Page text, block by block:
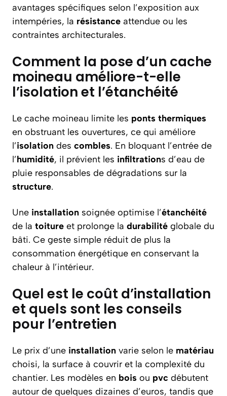
avantages spécifiques selon l’exposition aux
intempéries, la résistance attendue ou les
contraintes architecturales.
Comment la pose d’un cache
moineau améliore-t-elle
l’isolation et l’étanchéité
Le cache moineau limite les ponts thermiques
en obstruant les ouvertures, ce qui améliore
l’isolation des combles. En bloquant l’entrée de
l’humidité, il prévient les infiltrations d’eau de
pluie responsables de dégradations sur la
structure.
Une installation soignée optimise l’étanchéité
de la toiture et prolonge la durabilité globale du
bâti. Ce geste simple réduit de plus la
consommation énergétique en conservant la
chaleur à l’intérieur.
Quel est le coût d’installation
et quels sont les conseils
pour l’entretien
Le prix d’une installation varie selon le matériau
choisi, la surface à couvrir et la complexité du
chantier. Les modèles en bois ou pvc débutent
autour de quelques dizaines d’euros, tandis que